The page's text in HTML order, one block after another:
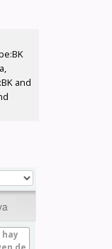
and
hay
de